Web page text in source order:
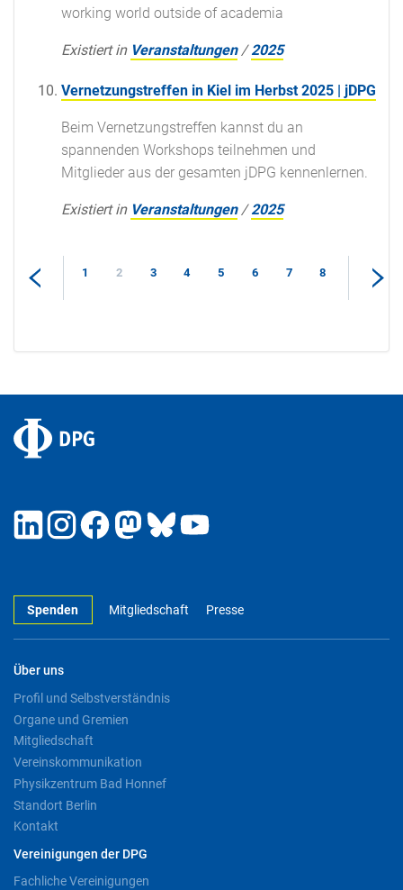
working world outside of academia
Existiert in Veranstaltungen /2025
Vernetzungstreffen in Kiel im Herbst 2025 | jDPG
Beim Vernetzungstreffen kannst du an
spannenden Workshops teilnehmen und
Mitglieder aus der gesamten jDPG kennenlernen.
Existiert in Veranstaltungen /2025
1 2 3 4 5 6 7 8
Spenden Mitgliedschaft Presse
Über uns
Profil und Selbstverständnis
Organe und Gremien
Mitgliedschaft
Vereinskommunikation
Physikzentrum Bad Honnef
Standort Berlin
Kontakt
Vereinigungen der DPG
Fachliche Vereinigungen